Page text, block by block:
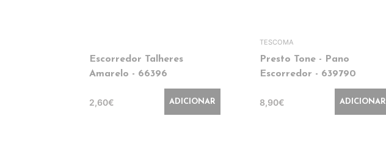
Escorredor Talheres
Amarelo - 66396
2,60€ ADICIONAR
TESCOMA
Presto Tone - Pano
Escorredor - 639790
8,90€ ADICIONAR